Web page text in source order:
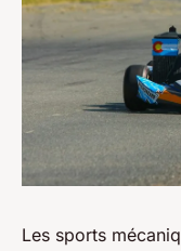
Les sports